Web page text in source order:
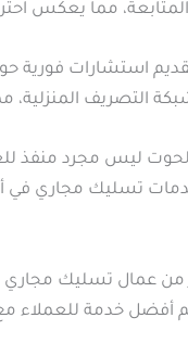
مما يعكس
استشارات فورية
المنزلية،
ليس مجرد منفذ
خدمات تسليك مجاري
عمال تسليك مجاري
أفضل خدمة للعملاء مع